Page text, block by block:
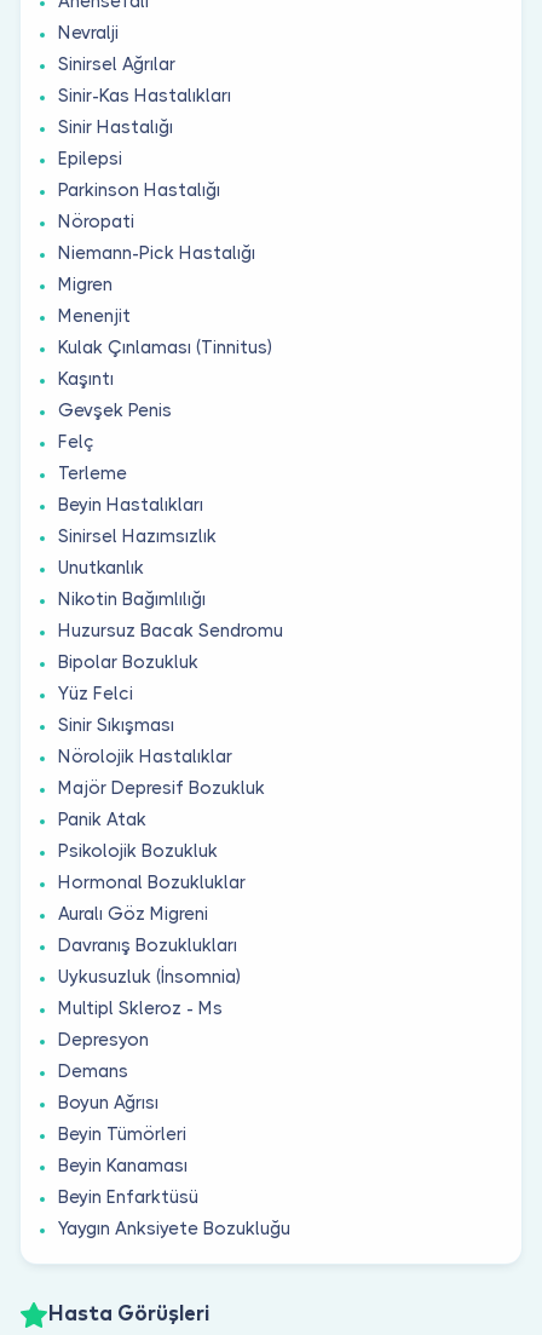
Nevralji
Sinirsel Ağrılar
Sinir-Kas Hastalıkları
Sinir Hastalığı
Epilepsi
Parkinson Hastalığı
Nöropati
Niemann-Pick Hastalığı
Migren
Menenjit
Kulak Çınlaması (Tinnitus)
Kaşıntı
Gevşek Penis
Felç
Terleme
Beyin Hastalıkları
Sinirsel Hazımsızlık
Unutkanlık
Nikotin Bağımlılığı
Huzursuz Bacak Sendromu
Bipolar Bozukluk
Yüz Felci
Sinir Sıkışması
Nörolojik Hastalıklar
Majör Depresif Bozukluk
Panik Atak
Psikolojik Bozukluk
Hormonal Bozukluklar
Auralı Göz Migreni
Davranış Bozuklukları
Uykusuzluk (İnsomnia)
Multipl Skleroz - Ms
Depresyon
Demans
Boyun Ağrısı
Beyin Tümörleri
Beyin Kanaması
Beyin Enfarktüsü
Yaygın Anksiyete Bozukluğu
Hasta Görüşleri